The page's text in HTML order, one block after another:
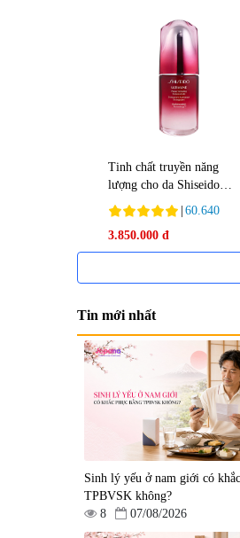
Tinh chất truyền năng
lượng cho da Shiseido
Ultimune Power 75ml
60.640
3.850.000 đ
Tẩy tế bào chết Nichiei
Bussan Nano NMN+
Peeling Gel Luxury 200g
1.490.000 đ
Tin mới nhất
Sinh lý yếu ở nam giới có
TPBVSK không?
8
07/08/2026